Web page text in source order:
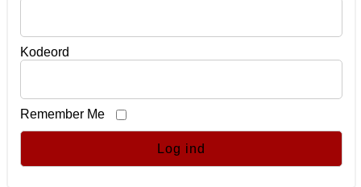
Kodeord
Remember Me